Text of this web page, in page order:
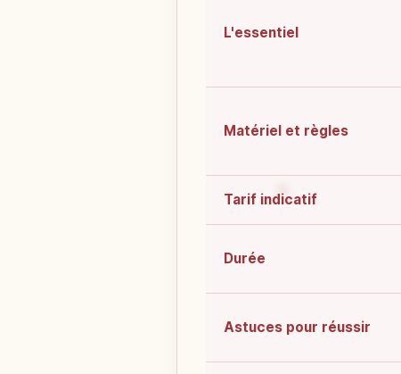
L'essentiel
Matériel et règles
Tarif indicatif
Durée
Astuces pour réussir